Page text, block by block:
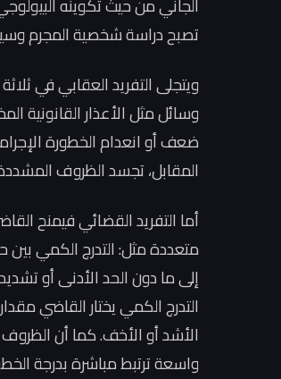
تصبح دراسة شخصية المجرم
ويتجلى التفريد العقابي في
وسائل مثل الأعذار
ضعف أو انعدام الخطورة
المقابل، تجسد الظروف
أما التفريد القضائي فيمنح
متعددة مثل: التدرج الكمي بين
إلى ما دون الحد الأدنى أو
التدرج الكمي يختار القاضي
واسعة ترتبط مباشرة بدرجة